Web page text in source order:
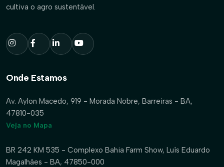
cultiva o agro sustentável.
Onde Estamos
Av. Aylon Macedo, 919 - Morada Nobre, Barreiras - BA,
47810-035
Veja no Mapa
BR 242 KM 535 - Complexo Bahia Farm Show, Luís Eduardo
Magalhães - BA, 47850-000